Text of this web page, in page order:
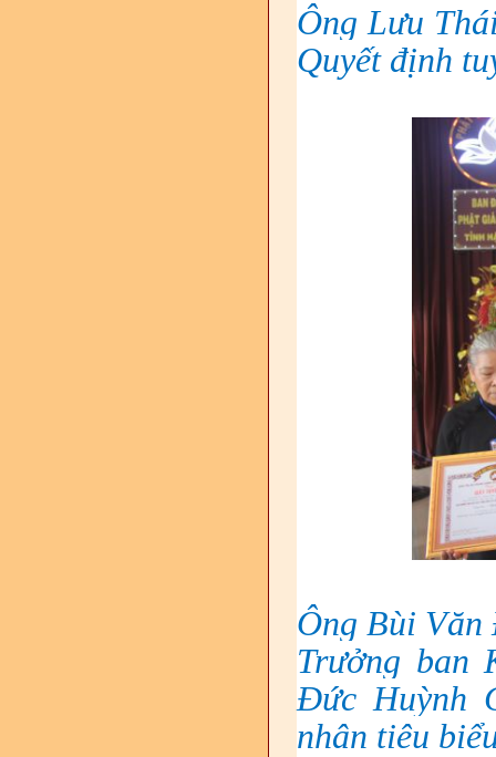
Ông Lưu
Quyết định
Ông Bùi Văn
Trưởng ban
Đức Huỳnh
nhân tiêu